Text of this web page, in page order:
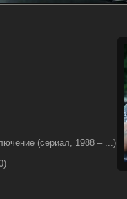
(сериал, 1988 – ...)